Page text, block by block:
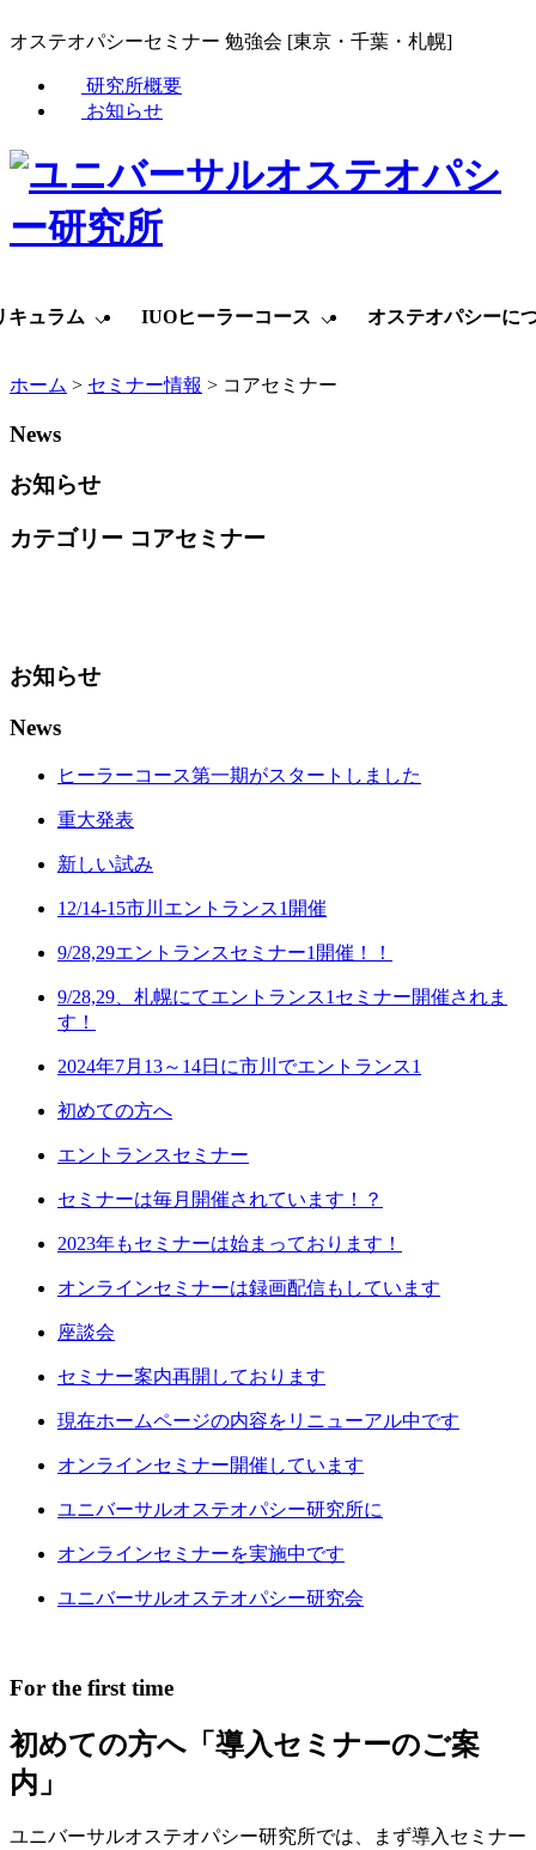
オステオパシーセミナー 勉強会 [東京・千葉・札幌]
研究所概要
お知らせ
キュラム IUOヒーラーコース オステオパシーに
ホーム > セミナー情報 > コアセミナー
News
お知らせ
カテゴリー コアセミナー
お知らせ
News
ヒーラーコース第一期がスタートしました
重大発表
新しい試み
12/14-15市川エントランス1開催
9/28,29エントランスセミナー1開催！！
9/28,29、札幌にてエントランス1セミナー開催されま
す！
2024年7月13～14日に市川でエントランス1
初めての方へ
エントランスセミナー
セミナーは毎月開催されています！？
2023年もセミナーは始まっております！
オンラインセミナーは録画配信もしています
座談会
セミナー案内再開しております
現在ホームページの内容をリニューアル中です
オンラインセミナー開催しています
ユニバーサルオステオパシー研究所に
オンラインセミナーを実施中です
ユニバーサルオステオパシー研究会
For the first time
初めての方へ 「導入セミナーのご案
内」
ユニバーサルオステオパシー研究所では、まず導入セミナー